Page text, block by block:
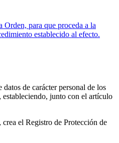
para que proceda a la
establecido al efecto.
de carácter personal de los
junto con el artículo
el Registro de Protección de